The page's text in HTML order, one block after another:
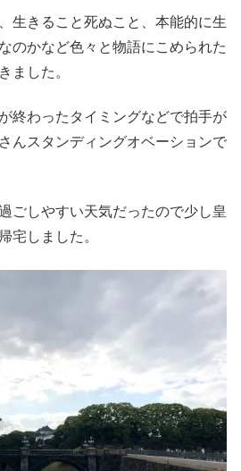
生きること死ぬこと、本能的に生
のかなど色々と物語にこめられた
ました。
終わったタイミングなどで拍手が
んスタンディングオベーションで
ごしやすい天気だったので少し皇
宅しました。